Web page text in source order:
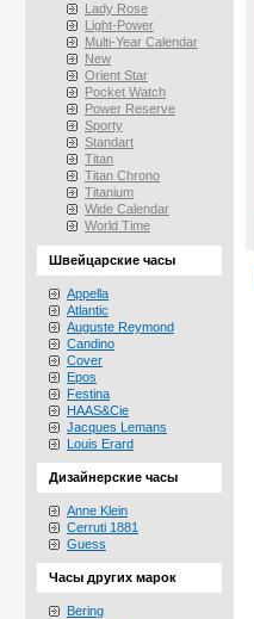
Lady Rose
Light-Power
Multi-Year Calendar
New
Orient Star
Pocket Watch
Power Reserve
Sporty
Standart
Titan
Titan Chrono
Titanium
Wide Calendar
World Time
Швейцарские часы
Appella
Atlantic
Auguste Reymond
Candino
Cover
Epos
Festina
HAAS&Cie
Jacques Lemans
Louis Erard
Дизайнерские часы
Anne Klein
Cerruti 1881
Guess
Часы других марок
Bering